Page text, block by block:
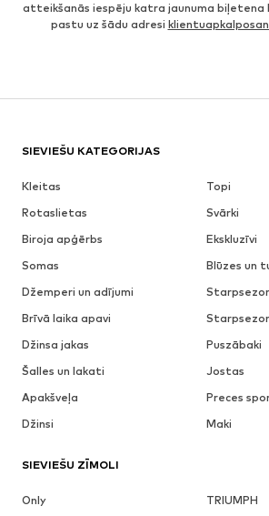
atteikšanās iespēju katra jaunuma biļetena
pastu uz šādu adresi
SIEVIEŠU KATEGORIJAS
Kleitas
Topi
Rotaslietas
Svārki
Biroja apģērbs
Ekskluzīvi
Somas
Blūzes un
Džemperi un adījumi
Brīvā laika apavi
Džinsa jakas
Puszābaki
Šalles un lakati
Jostas
Apakšveļa
Preces
Džinsi
Maki
SIEVIEŠU ZĪMOLI
Only
TRIUMPH